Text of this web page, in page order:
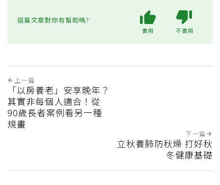
這篇文章對你有幫助嗎?
實用 不實用
上一篇
「以房養老」安享晚年？
其實非每個人適合！從
90歲長者案例看另一種
規畫
下一篇
立秋養肺防秋燥 打好秋
冬健康基礎